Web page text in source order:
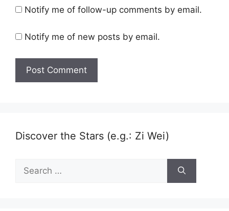
Notify me of follow-up comments by email.
Notify me of new posts by email.
Discover the Stars (e.g.: Zi Wei)
for: